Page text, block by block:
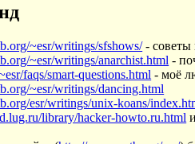
~esr/writings/sfshows/- советы
~esr/writings/anarchist.html -
faqs/smart-questions.html - моё
~esr/writings/dancing.html
esr/writings/unix-koans/
library/hacker-howto.ru.html